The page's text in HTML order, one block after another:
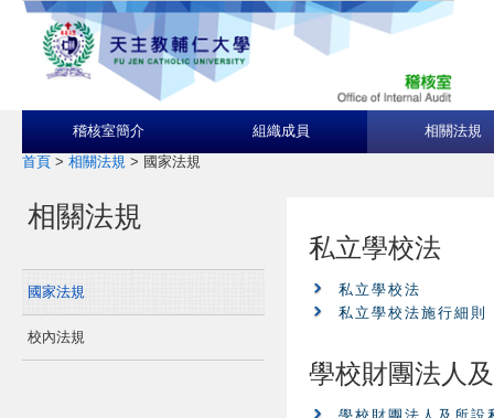
稽核室簡介 組織成員 相關法規
首頁 > 相關法規 > 國家法規
相關法規
國家法規
校內法規
私立學校法
私立學校法
私立學校法施行細則
學校財團法人